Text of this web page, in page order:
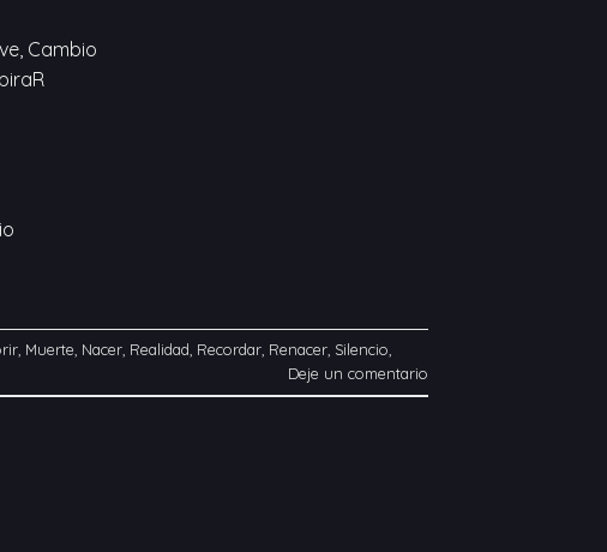
Cambio
, Muerte Nacer, Realidad Recordar, Renacer, Silencio
Deje un comentario